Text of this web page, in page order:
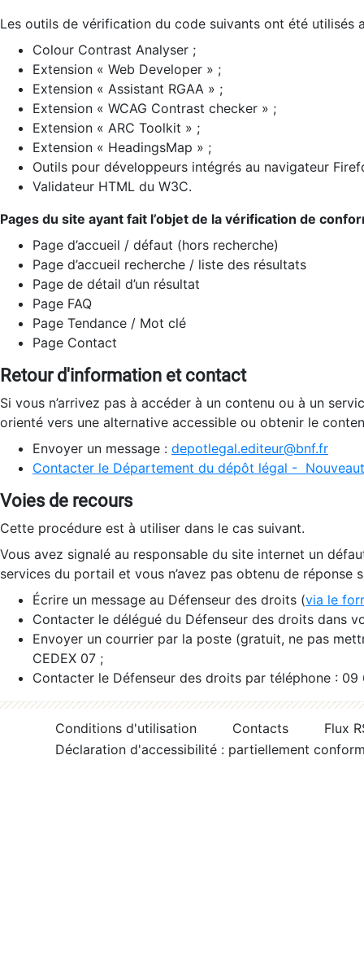
Les outils de vérification du code suivants ont été utilisés
Colour Contrast Analyser ;
Extension « Web Developer » ;
Extension « Assistant RGAA » ;
Extension « WCAG Contrast checker » ;
Extension « ARC Toolkit » ;
Extension « HeadingsMap » ;
Outils pour développeurs intégrés au navigateur
Validateur HTML du W3C.
Pages du site ayant fait l’objet de la vérification de
Page d’accueil / défaut (hors recherche)
Page d’accueil recherche / liste des résultats
Page de détail d’un résultat
Page FAQ
Page Tendance / Mot clé
Page Contact
Retour d'information et contact
Si vous n’arrivez pas à accéder à un contenu ou à un
orienté vers une alternative accessible ou obtenir le
Envoyer un message : depotlegal.editeur@bnf.fr
Contacter le Département du dépôt légal -
Voies de recours
Cette procédure est à utiliser dans le cas suivant.
Vous avez signalé au responsable du site internet un
services du portail et vous n’avez pas obtenu de réponse
Écrire un message au Défenseur des droits (via le
Contacter le délégué du Défenseur des droits dans
Envoyer un courrier par la poste (gratuit, ne pas
CEDEX 07 ;
Contacter le Défenseur des droits par téléphone :
Conditions d'utilisation Contacts
Flux
Déclaration d'accessibilité : partiellement